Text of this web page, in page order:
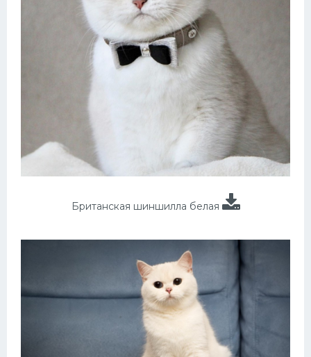
Британская шиншилла белая